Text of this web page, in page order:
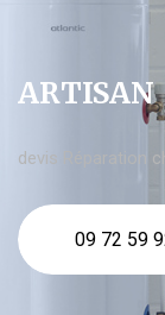
ARTISAN
devis Réparation
09 72 59